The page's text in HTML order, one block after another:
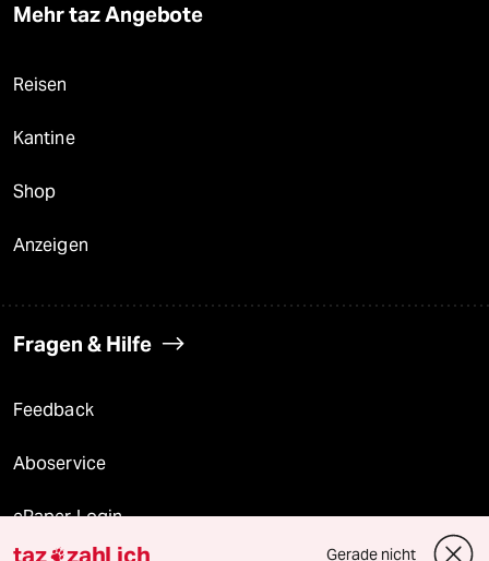
Mehr taz Angebote
Reisen
Kantine
Shop
Anzeigen
Fragen & Hilfe
Feedback
Aboservice
ePaper Login
taz zahl ich Gerade nicht